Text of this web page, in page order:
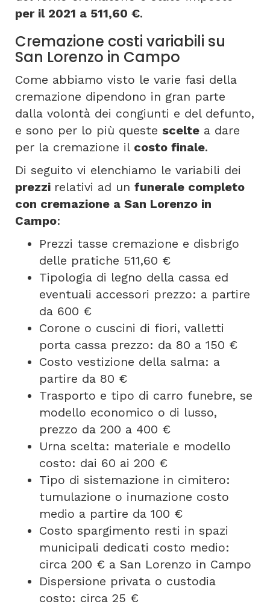
per il 2021 a 511,60 €.
Cremazione costi variabili su
San Lorenzo in Campo
Come abbiamo visto le varie fasi della
cremazione dipendono in gran parte
dalla volontà dei congiunti e del defunto,
e sono per lo più queste scelte a dare
per la cremazione il costo finale.
Di seguito vi elenchiamo le variabili dei
prezzi relativi ad un funerale completo
con cremazione a San Lorenzo in
Campo:
Prezzi tasse cremazione e disbrigo
delle pratiche 511,60 €
Tipologia di legno della cassa ed
eventuali accessori prezzo: a partire
da 600 €
Corone o cuscini di fiori, valletti
porta cassa prezzo: da 80 a 150 €
Costo vestizione della salma: a
partire da 80 €
Trasporto e tipo di carro funebre, se
modello economico o di lusso,
prezzo da 200 a 400 €
Urna scelta: materiale e modello
costo: dai 60 ai 200 €
Tipo di sistemazione in cimitero:
tumulazione o inumazione costo
medio a partire da 100 €
Costo spargimento resti in spazi
municipali dedicati costo medio:
circa 200 € a San Lorenzo in Campo
Dispersione privata o custodia
costo: circa 25 €